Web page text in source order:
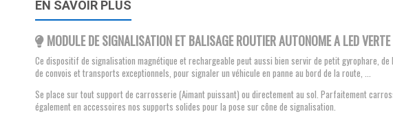
EN SAVOIR PLUS
MODULE DE SIGNALISATION ET BALISAGE ROUTIER AUTONOME A LED
Ce dispositif de signalisation magnétique et rechargeable peut aussi bien servir de petit gyrophare,
de convois et transports exceptionnels, pour signaler un véhicule en panne au bord de la route, ...
Se place sur tout support de carrosserie (Aimant puissant) ou directement au sol. Parfaitement
également en accessoires nos supports solides pour la pose sur cône de signalisation.